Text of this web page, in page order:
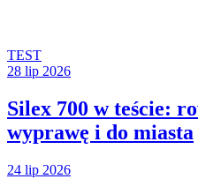
TEST
28 lip 2026
Silex 700 w teście:
wyprawę i do miasta
24 lip 2026